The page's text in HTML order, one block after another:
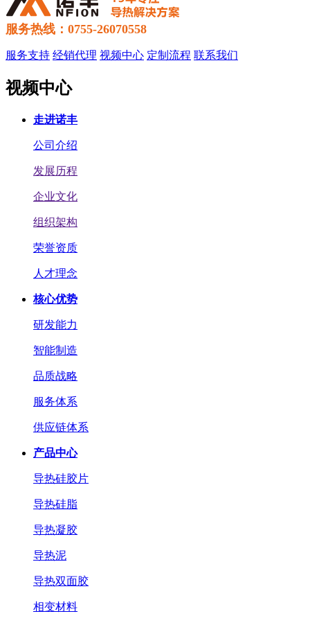
服务热线：0755-26070558
服务支持 经销代理 视频中心 定制流程 联系我们
视频中心
走进诺丰
公司介绍
发展历程
企业文化
组织架构
荣誉资质
人才理念
核心优势
研发能力
智能制造
品质战略
服务体系
供应链体系
产品中心
导热硅胶片
导热硅脂
导热凝胶
导热泥
导热双面胶
相变材料